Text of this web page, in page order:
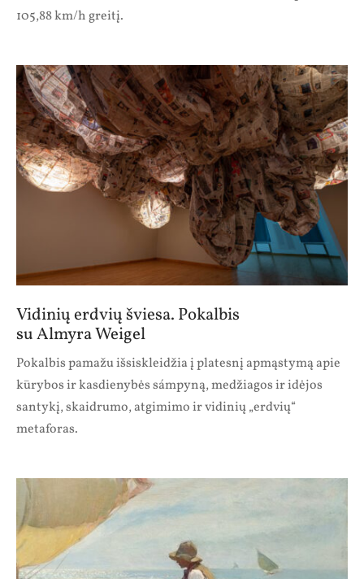
105,88 km/h greitį.
Vidinių erdvių šviesa. Pokalbis
su Almyra Weigel
Pokalbis pamažu išsiskleidžia į platesnį apmąstymą apie
kūrybos ir kasdienybės sámpyną, medžiagos ir idėjos
santykį, skaidrumo, atgimimo ir vidinių „erdvių“
metaforas.